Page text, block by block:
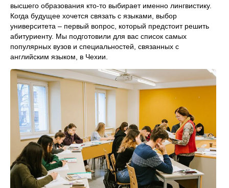
высшего образования кто-то выбирает именно лингвистику.
Когда будущее хочется связать с языками, выбор
университета – первый вопрос, который предстоит решить
абитуриенту. Мы подготовили для вас список самых
популярных вузов и специальностей, связанных с
английским языком, в Чехии.